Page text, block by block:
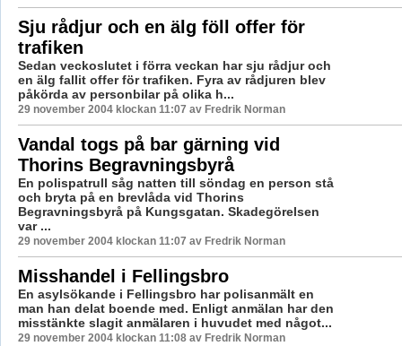
Sju rådjur och en älg föll offer för
trafiken
Sedan veckoslutet i förra veckan har sju rådjur och
en älg fallit offer för trafiken. Fyra av rådjuren blev
påkörda av personbilar på olika h...
29 november 2004 klockan 11:07 av Fredrik Norman
Vandal togs på bar gärning vid
Thorins Begravningsbyrå
En polispatrull såg natten till söndag en person stå
och bryta på en brevlåda vid Thorins
Begravningsbyrå på Kungsgatan. Skadegörelsen
var ...
29 november 2004 klockan 11:07 av Fredrik Norman
Misshandel i Fellingsbro
En asylsökande i Fellingsbro har polisanmält en
man han delat boende med. Enligt anmälan har den
misstänkte slagit anmälaren i huvudet med något...
29 november 2004 klockan 11:08 av Fredrik Norman